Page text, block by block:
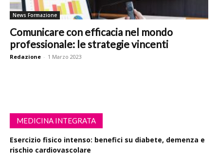
News Formazione
Comunicare con efficacia nel mondo
professionale: le strategie vincenti
Redazione - 1 Marzo 2023
MEDICINA INTEGRATA
Esercizio fisico intenso: benefici su diabete, demenza e
rischio cardiovascolare